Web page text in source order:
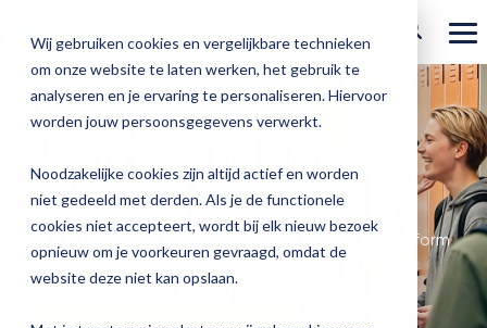
Wij gebruiken cookies en vergelijkbare technieken
om onze website te laten werken, het gebruik te
analyseren en je ervaring te personaliseren. Hiervoor
worden jouw persoonsgegevens verwerkt.
Noodzakelijke cookies zijn altijd actief en worden
niet gedeeld met derden. Als je de functionele
cookies niet accepteert, wordt bij elk nieuw bezoek
opnieuw om je voorkeuren gevraagd, omdat de
website deze niet kan opslaan.
Onze
Magister MX
Aanmelden
Magister To do
Magister Join
alle
oplossingen
hoe
jouw
school
vooruit
helpt?
Plan
Magister is
Docenten
Onderwijsondersteunend personeel
Onze
Check-up
Quickscan
Academy
Training op jouw school
Praktische informatie
Met
Check-
up
heb
Over Magister
Actueel
Magister Journaal
Over ons
Werken bij Magister
wij de software.
Maak kennis met het beste geïntegreerde platform
voor meer grip en inzicht in het onderwijs.